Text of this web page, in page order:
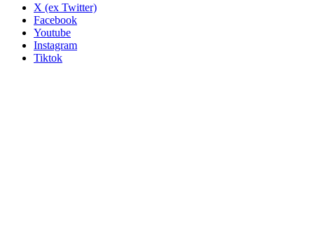
X (ex Twitter)
Facebook
Youtube
Instagram
Tiktok